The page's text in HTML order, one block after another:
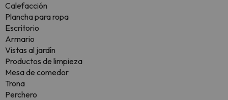
Calefacción
Plancha para ropa
Escritorio
Armario
Vistas al jardín
Productos de limpieza
Mesa de comedor
Trona
Perchero